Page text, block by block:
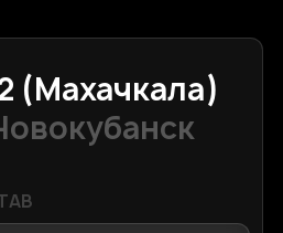
(Махачкала)